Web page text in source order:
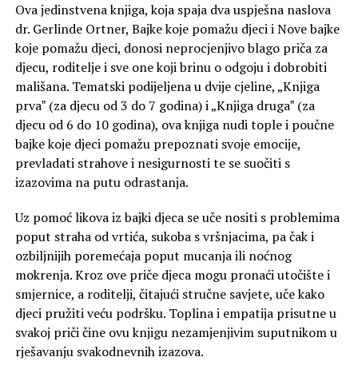
Ova jedinstvena knjiga, koja spaja dva uspješna naslova
dr. Gerlinde Ortner, Bajke koje pomažu djeci i Nove bajke
koje pomažu djeci, donosi neprocjenjivo blago priča za
djecu, roditelje i sve one koji brinu o odgoju i dobrobiti
mališana. Tematski podijeljena u dvije cjeline, „Knjiga
prvaˮ (za djecu od 3 do 7 godina) i „Knjiga drugaˮ (za
djecu od 6 do 10 godina), ova knjiga nudi tople i poučne
bajke koje djeci pomažu prepoznati svoje emocije,
prevladati strahove i nesigurnosti te se suočiti s
izazovima na putu odrastanja.
Uz pomoć likova iz bajki djeca se uče nositi s problemima
poput straha od vrtića, sukoba s vršnjacima, pa čak i
ozbiljnijih poremećaja poput mucanja ili noćnog
mokrenja. Kroz ove priče djeca mogu pronaći utočište i
smjernice, a roditelji, čitajući stručne savjete, uče kako
djeci pružiti veću podršku. Toplina i empatija prisutne u
svakoj priči čine ovu knjigu nezamjenjivim suputnikom u
rješavanju svakodnevnih izazova.